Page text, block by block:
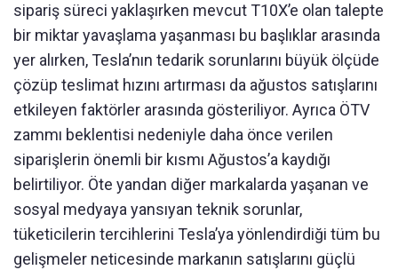
sipariş süreci yaklaşırken mevcut T10X’e olan talepte
bir miktar yavaşlama yaşanması bu başlıklar arasında
yer alırken, Tesla’nın tedarik sorunlarını büyük ölçüde
çözüp teslimat hızını artırması da ağustos satışlarını
etkileyen faktörler arasında gösteriliyor. Ayrıca ÖTV
zammı beklentisi nedeniyle daha önce verilen
siparişlerin önemli bir kısmı Ağustos’a kaydığı
belirtiliyor. Öte yandan diğer markalarda yaşanan ve
sosyal medyaya yansıyan teknik sorunlar,
tüketicilerin tercihlerini Tesla’ya yönlendirdiği tüm bu
gelişmeler neticesinde markanın satışlarını güçlü